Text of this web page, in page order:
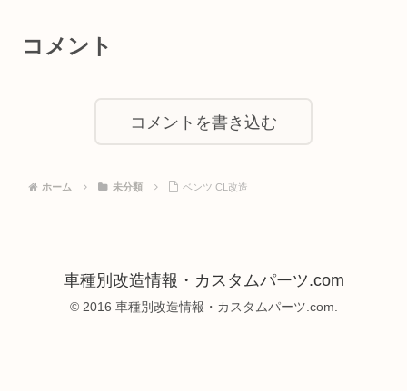
コメント
コメントを書き込む
ホーム 未分類 ベンツ CL改造
車種別改造情報・カスタムパーツ.com
© 2016 車種別改造情報・カスタムパーツ.com.